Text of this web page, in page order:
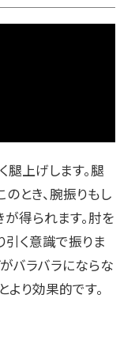
腿上げします。腿
とき、腕振りもし
得られます。肘を
引く意識で振りま
がバラバラにならな
より効果的です。